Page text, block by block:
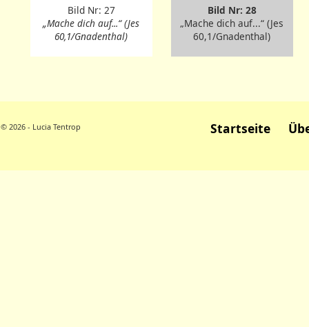
Bild Nr: 27
„Mache dich auf...“ (Jes
60,1/Gnadenthal)
Bild Nr: 28
„Mache dich auf...“ (Jes
60,1/Gnadenthal)
© 2026 - Lucia Tentrop Startseite